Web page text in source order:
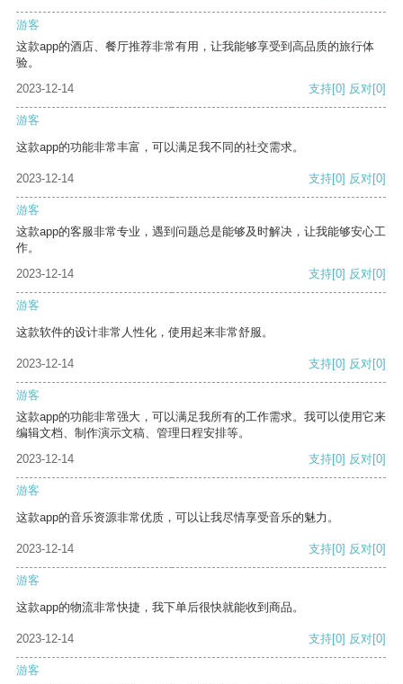
游客
这款app的酒店、餐厅推荐非常有用，让我能够享受到高品质的旅行体
验。
2023-12-14
支持[0] 反对[0]
游客
这款app的功能非常丰富，可以满足我不同的社交需求。
2023-12-14 支持[0] 反对[0]
游客
这款app的客服非常专业，遇到问题总是能够及时解决，让我能够安心工
作。
2023-12-14
支持[0] 反对[0]
游客
这款软件的设计非常人性化，使用起来非常舒服。
2023-12-14 支持[0] 反对[0]
游客
这款app的功能非常强大，可以满足我所有的工作需求。我可以使用它来
编辑文档、制作演示文稿、管理日程安排等。
2023-12-14
支持[0] 反对[0]
游客
这款app的音乐资源非常优质，可以让我尽情享受音乐的魅力。
2023-12-14 支持[0] 反对[0]
游客
这款app的物流非常快捷，我下单后很快就能收到商品。
2023-12-14 支持[0] 反对[0]
游客